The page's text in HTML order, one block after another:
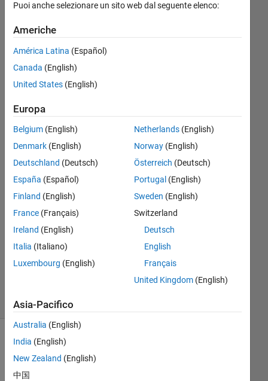
integers or
logicals.
Not getting
why this is
happening?
Chris
20 Mar
2014
Risposte
Risposta
accettata
Aggiornato
20 Mar
2014
(30 giorni)
Puoi anche selezionare un sito web dal seguente elenco:
Americhe
América Latina (Español)
Canada (English)
United States (English)
Europa
Belgium (English)
Denmark (English)
Deutschland (Deutsch)
España (Español)
Finland (English)
France (Français)
Ireland (English)
Italia (Italiano)
Luxembourg (English)
Netherlands(English)
Norway(English)
Österreich (Deutsch)
Portugal (English)
Sweden (English)
Switzerland
Deutsch
English
Français
United Kingdom(English)
Asia-Pacifico
Australia (English)
India (English)
New Zealand (English)
中国